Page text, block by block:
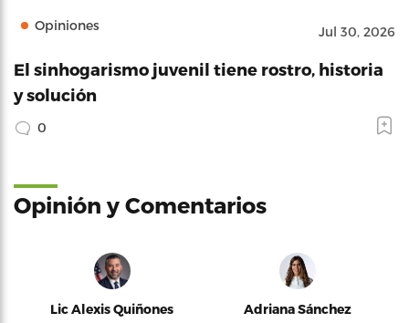
Opiniones Jul 30, 2026
El sinhogarismo juvenil tiene rostro, historia
y solución
0
Opinión y Comentarios
Lic Alexis Quiñones Adriana Sánchez